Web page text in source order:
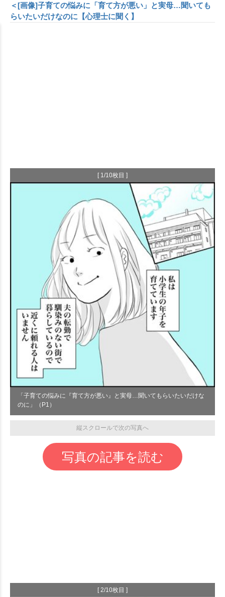
＜[画像]子育ての悩みに「育て方が悪い」と実母…聞いても
らいたいだけなのに【心理士に聞く】
[ 1/10枚目 ]
「子育ての悩みに『育て方が悪い』と実母…聞いてもらいたいだけな
のに」（P1）
縦スクロールで次の写真へ
写真の記事を読む
[ 2/10枚目 ]